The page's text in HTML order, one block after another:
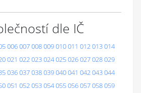
dle IČ
006007008009010011 012013014
021 022023024025026027028029
036037038039040041 042043044
051 052053054055056057058059